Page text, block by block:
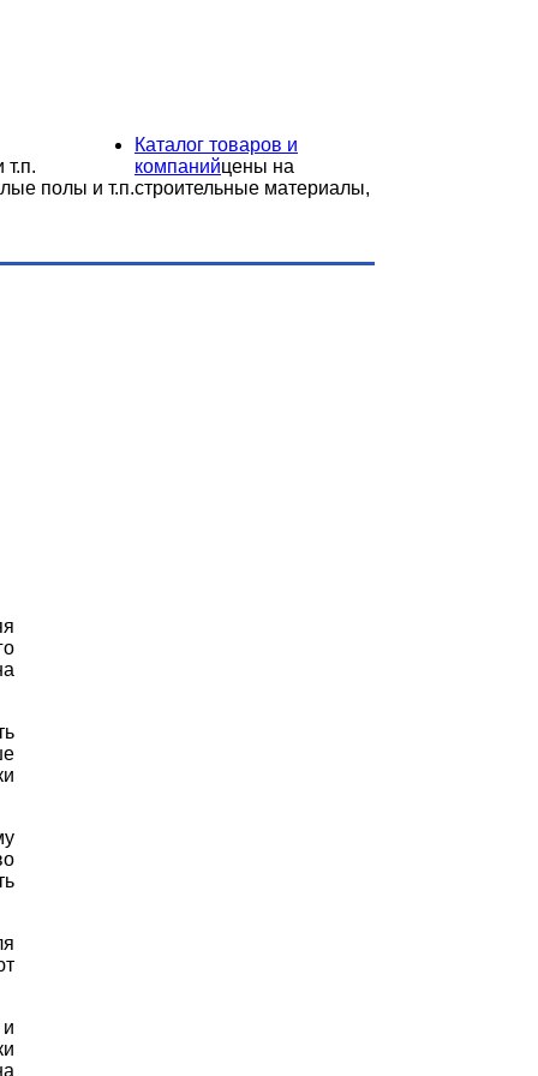
т.п.
полы и т.п.
Каталог товаров и
компанийцены на
строительные материалы,